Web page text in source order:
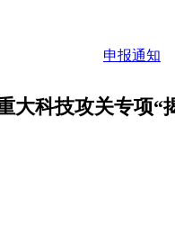
申报通知
大科技攻关专项“